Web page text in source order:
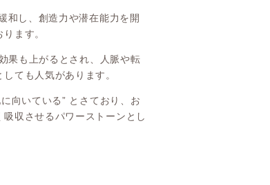
和し、創造力や潜在能力を開
ます。
果も上がるとされ、人脈や転
ても人気があります。
向いている” とさており、お
収させるパワーストーンとし